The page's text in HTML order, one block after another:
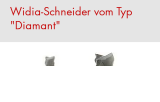
Widia-Schneider vom Typ
"Diamant"